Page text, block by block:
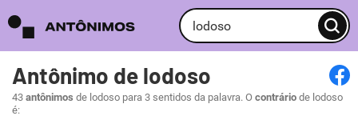
Antônimo de lodoso
43 antônimos de lodoso para 3 sentidos da palavra. O contrário de lodoso
é: